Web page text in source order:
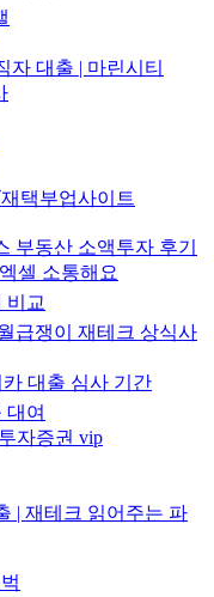
자 대출 | 마린시티
택부업사이트
부동산 소액투자 후기
셀 소통해요
비교
급쟁이 재테크 상식사
대출 심사 기간
대여
자증권 vip
| 재테크 읽어주는 파